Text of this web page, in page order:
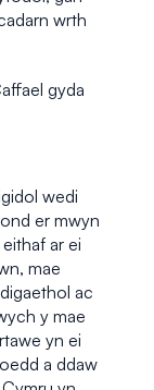
wrth
gyda
wedi
er mwyn
ar ei
mae
ac
y mae
yn ei
a ddaw